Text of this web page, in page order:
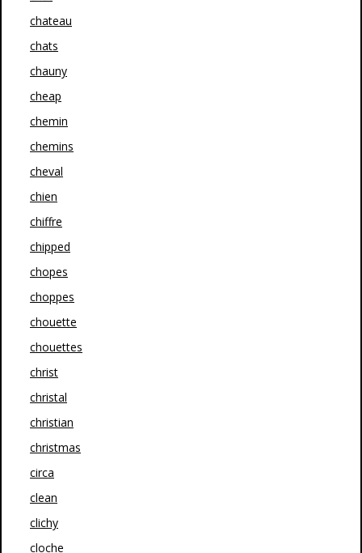
chateau
chats
chauny
cheap
chemin
chemins
cheval
chien
chiffre
chipped
chopes
choppes
chouette
chouettes
christ
christal
christian
christmas
circa
clean
clichy
cloche